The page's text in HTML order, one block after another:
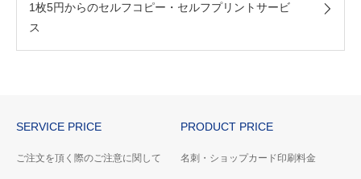
1枚5円からのセルフコピー・セルフプリントサービ
ス
SERVICE PRICE
ご注文を頂く際のご注意に関して
PRODUCT PRICE
名刺・ショップカード印刷料金